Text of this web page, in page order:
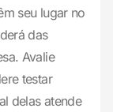
seu lugar no
das
Avalie
testar
delas atende